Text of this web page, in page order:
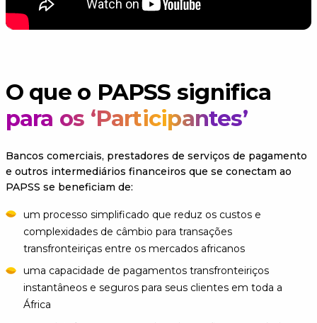
O que o PAPSS significa
para os ‘Participantes’
Bancos comerciais, prestadores de serviços de pagamento
e outros intermediários financeiros que se conectam ao
PAPSS se beneficiam de:
um processo simplificado que reduz os custos e
complexidades de câmbio para transações
transfronteiriças entre os mercados africanos
uma capacidade de pagamentos transfronteiriços
instantâneos e seguros para seus clientes em toda a
África